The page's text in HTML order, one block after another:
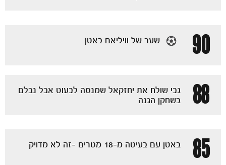
90 שער של וויליאם באטן
88
גבי שולח את יחזקאל שמנסה לבעוט אבל נבלם
בשחקן הגנה
85 באטן עם בעיטה מ-18 מטרים -זה לא מדויק